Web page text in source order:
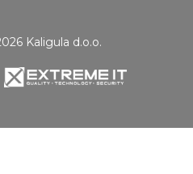
Kaligula d.o.o.